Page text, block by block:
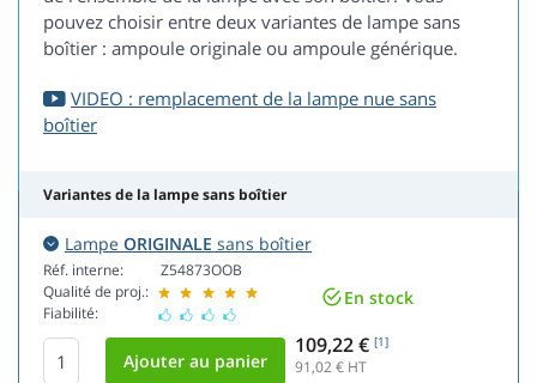
pouvez choisir entre deux variantes de lampe sans
boîtier : ampoule originale ou ampoule générique.
VIDEO : remplacement de la lampe nue sans
boîtier
Variantes de la lampe sans boîtier
Lampe ORIGINALE sans boîtier
Réf. interne:
Qualité de proj.:
Fiabilité:
Z54873OOB
En stock
109,22 € [1]
91,02€ HT